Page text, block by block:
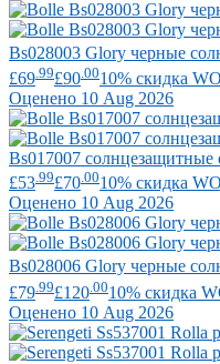
Bs028003 Glory черные
£69 .99£90 .0010% скидка
Оценено 10 Aug 2026
Bs017007 солнцезащитные
£53.99£70.0010% скидка
Оценено 10 Aug 2026
Bs028006 Glory черные
£79 .99£120 .0010% скидка
Оценено 10 Aug 2026